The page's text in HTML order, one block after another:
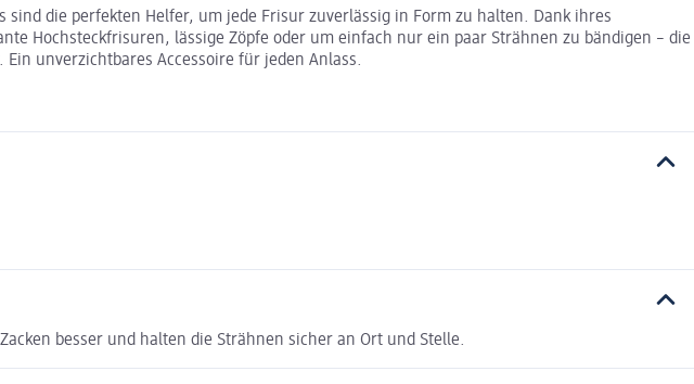
die perfekten Helfer, um jede Frisur zuverlässig in Form zu halten. Dank ihres
Hochsteckfrisuren, lässige Zöpfe oder um einfach nur ein paar Strähnen zu bändigen – die
unverzichtbares Accessoire für jeden Anlass.
besser und halten die Strähnen sicher an Ort und Stelle.